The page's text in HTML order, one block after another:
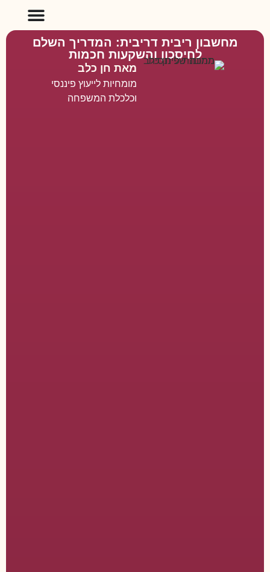
מחשבון ריבית דריבית: המדריך השלם
לחיסכון והשקעות חכמות
מאת חן כלב
מומחיות לייעוץ פיננסי
וכלכלת המשפחה